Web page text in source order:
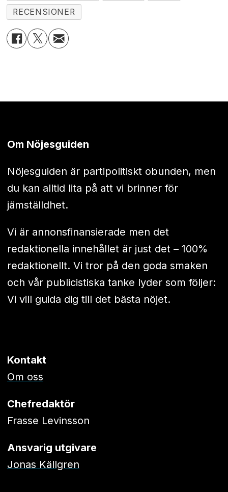
RECENSIONER
Om Nöjesguiden
Nöjesguiden är partipolitiskt obunden, men
du kan alltid lita på att vi brinner för
jämställdhet.
Vi är annonsfinansierade men det
redaktionella innehållet är just det – 100%
redaktionellt. Vi tror på den goda smaken
och vår publicistiska tanke lyder som följer:
Vi vill guida dig till det bästa nöjet.
Kontakt
Om oss
Chefredaktör
Frasse Levinsson
Ansvarig utgivare
Jonas Källgren